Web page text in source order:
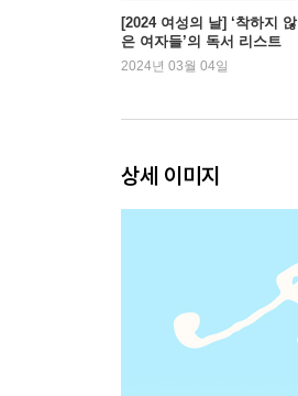
[2024 여성의 날] ‘착하지 않
은 여자들’의 독서 리스트
2024년 03월 04일
상세 이미지